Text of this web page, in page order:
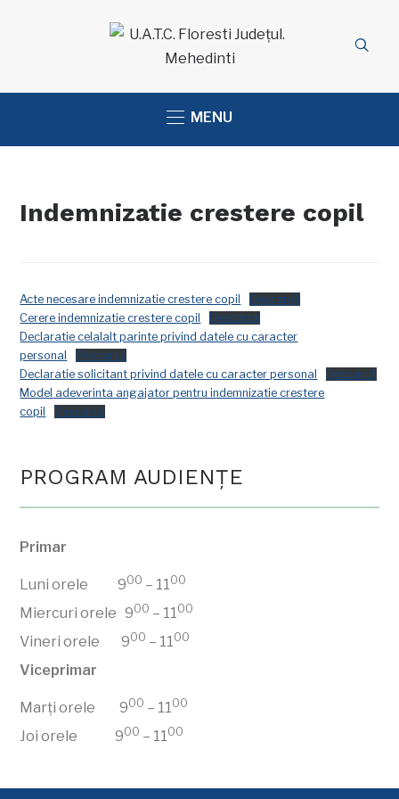
MENU
Indemnizatie crestere copil
Acte necesare indemnizatie crestere copil
Descarcă
Cerere indemnizatie crestere copil
Descarcă
Declaratie celalalt parinte privind datele cu caracter
personal
Descarcă
Declaratie solicitant privind datele cu caracter personal
Descarcă
Model adeverinta angajator pentru indemnizatie crestere
copil
Descarcă
PROGRAM AUDIENŢE
Primar
Luni orele 900 – 1100
Miercuri orele 900 – 1100
Vineri orele 900 – 1100
Viceprimar
Marți orele 900 – 1100
Joi orele 900 – 1100